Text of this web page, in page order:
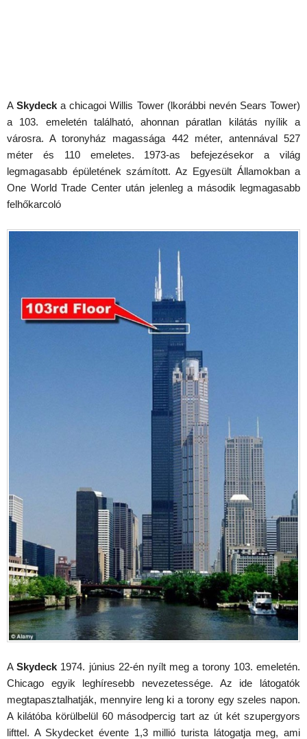
ASkydeck a chicagoi Willis Tower (lkorábbi nevén Sears Tower)
a 103. emeletén található, ahonnan páratlan kilátás nyílik a
városra. A toronyház magassága 442 méter, antennával 527
méter és 110 emeletes. 1973-as befejezésekor a világ
legmagasabb épületének számított. Az Egyesült Államokban a
One World Trade Center után jelenleg a második legmagasabb
felhőkarcoló
ASkydeck 1974. június 22-én nyílt meg a torony 103. emeletén.
Chicago egyik leghíresebb nevezetessége. Az ide látogatók
megtapasztalhatják, mennyire leng ki a torony egy szeles napon.
A kilátóba körülbelül 60 másodpercig tart az út két szupergyors
lifttel. A Skydecket évente 1,3 millió turista látogatja meg, ami